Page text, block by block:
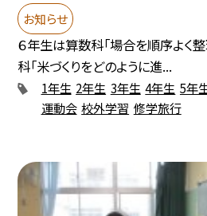
お知らせ
６年生は算数科「場合を順序よく
科「米づくりをどのように進...
1年生 2年生 3年生 4年生 5年
運動会 校外学習 修学旅行